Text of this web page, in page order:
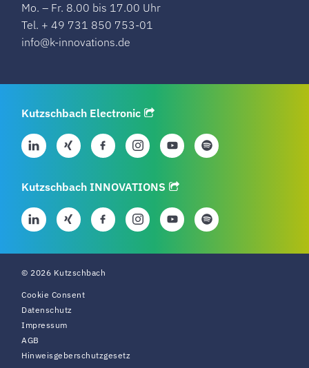
Mo. – Fr. 8.00 bis 17.00 Uhr
Tel. + 49 731 850 753-01
info@k-innovations.de
Kutzschbach Electronic
Kutzschbach INNOVATIONS
© 2026 Kutzschbach
Cookie Consent
Datenschutz
Impressum
AGB
Hinweisgeberschutzgesetz